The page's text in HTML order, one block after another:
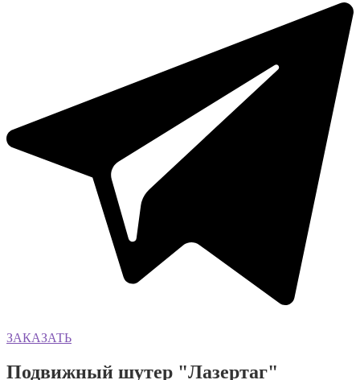
ЗАКАЗАТЬ
Подвижный шутер "Лазертаг"